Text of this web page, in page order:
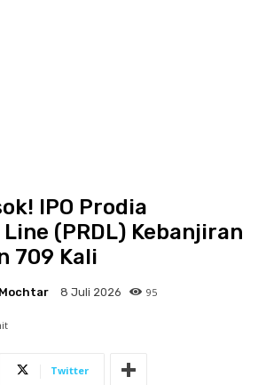
IPO Prodia
(PRDL) Kebanjiran
709 Kali
8 Juli 2026 95
Twitter